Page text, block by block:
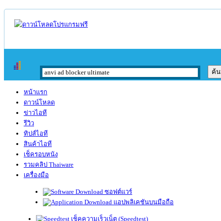
หน้าแรก
ดาวน์โหลด
ข่าวไอที
รีวิว
ทิปส์ไอที
สินค้าไอที
เช็ครอบหนัง
รวมคลิป Thaiware
เครื่องมือ
ซอฟต์แวร์
แอปพลิเคชันบนมือถือ
เช็คความเร็วเน็ต (Speedtest)